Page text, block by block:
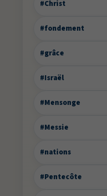
#Christ
#fondement
#grâce
#Israël
#Mensonge
#Messie
#nations
#Pentecôte